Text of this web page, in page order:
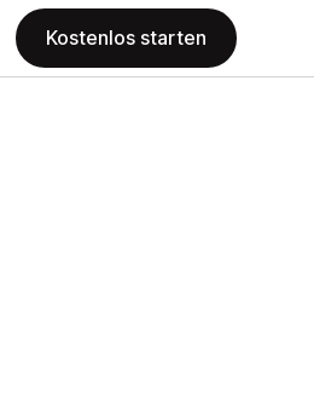
Kostenlos starten